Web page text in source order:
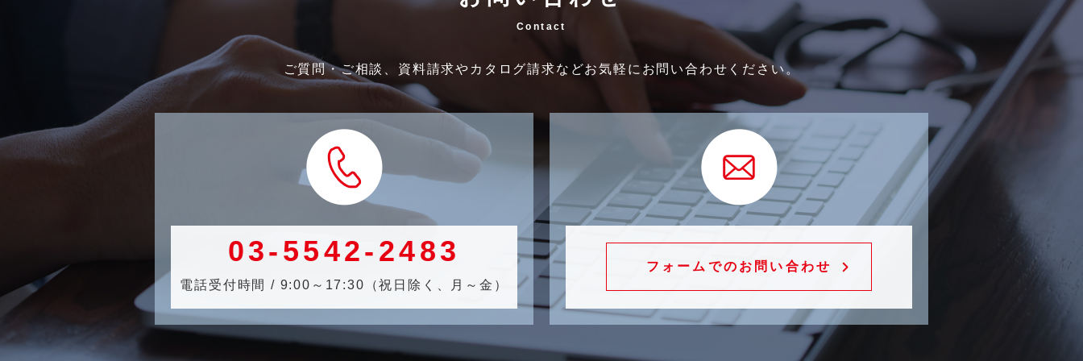
Contact
ご質問・ご相談、資料請求やカタログ請求などお気軽にお問い合わせください。
03-5542-2483
電話受付時間 / 9:00～17:30（祝日除く、月～金）
フォームでのお問い合わせ